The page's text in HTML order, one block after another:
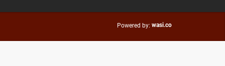
Powered by: wasi.co